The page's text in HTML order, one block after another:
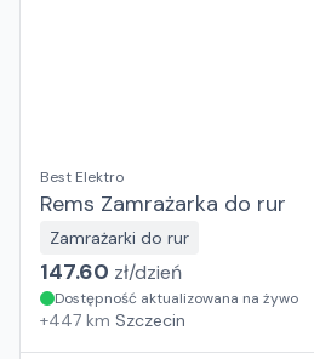
Best Elektro
Rems Zamrażarka do rur
Zamrażarki do rur
147.60 zł/dzień
Dostępność aktualizowana na żywo
+447 km Szczecin